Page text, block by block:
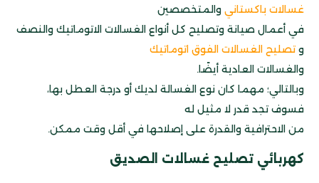
غسالات باكستاني والمتخصصين
في أعمال صيانة وتصليح كل أنواع الغسالات الاتوماتيك والنصف
و تصليح الغسالات الفوق اتوماتيك
والغسالات العادية أيضًا.
وبالتالي؛ مهما كان نوع الغسالة لديك أو درجة العطل بها،
فسوف تجد قدر لا مثيل له
من الاحترافية والقدرة على إصلاحها في أقل وقت ممكن.
كهربائي تصليح غسالات الصديق